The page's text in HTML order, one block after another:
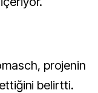
projenin
belirtti.